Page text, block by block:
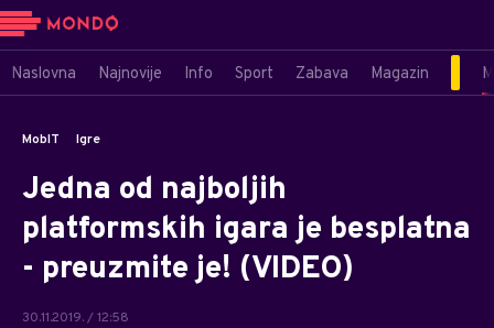
Naslovna Najnovije Info Sport Zabava Magazin
MobIT Igre
Jedna od najboljih
platformskih igara je besplatna
- preuzmite je! (VIDEO)
30.11.2019. / 12:58